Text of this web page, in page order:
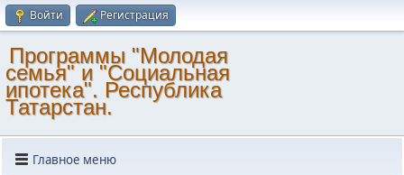
Войти Регистрация
Программы "Молодая
семья" и "Социальная
ипотека". Республика
Татарстан.
Главное меню